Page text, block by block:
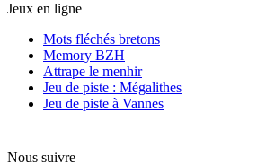
Jeux en ligne
Mots fléchés bretons
Memory BZH
Attrape le menhir
Jeu de piste : Mégalithes
Jeu de piste à Vannes
Nous suivre